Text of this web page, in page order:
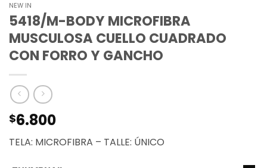
NEW IN
5418/M-BODY MICROFIBRA
MUSCULOSA CUELLO CUADRADO
CON FORRO Y GANCHO
$6.800
TELA: MICROFIBRA – TALLE: ÚNICO